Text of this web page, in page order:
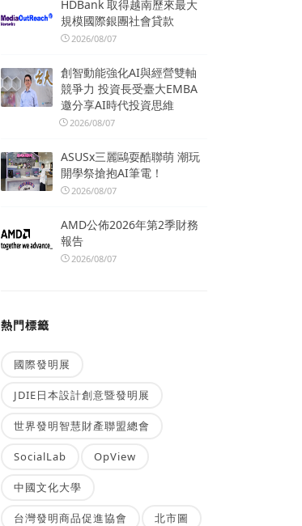
HDBank 取得越南歷來最大
規模國際銀團社會貸款
2026/08/07
創智動能強化AI與經營雙軸
競爭力 投資長受臺大EMBA
邀分享AI時代投資思維
2026/08/07
ASUSx三麗鷗耍酷聯萌 潮玩
開學祭搶抱AI筆電！
2026/08/07
AMD公佈2026年第2季財務
報告
2026/08/07
熱門標籤
國際發明展
JDIE日本設計創意暨發明展
世界發明智慧財產聯盟總會
SocialLab OpView
中國文化大學
台灣發明商品促進協會 北市圖